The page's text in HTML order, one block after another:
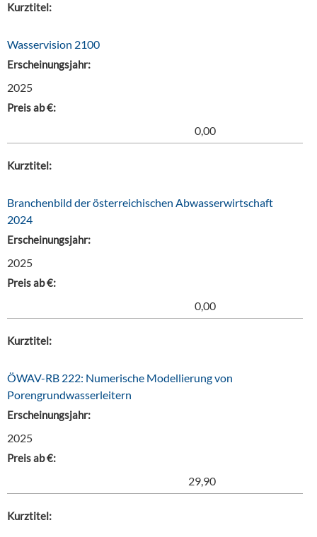
Kurztitel:
Wasservision 2100
Erscheinungsjahr:
2025
Preis ab €:
0,00
Kurztitel:
Branchenbild der österreichischen Abwasserwirtschaft
2024
Erscheinungsjahr:
2025
Preis ab €:
0,00
Kurztitel:
ÖWAV-RB 222: Numerische Modellierung von
Porengrundwasserleitern
Erscheinungsjahr:
2025
Preis ab €:
29,90
Kurztitel: